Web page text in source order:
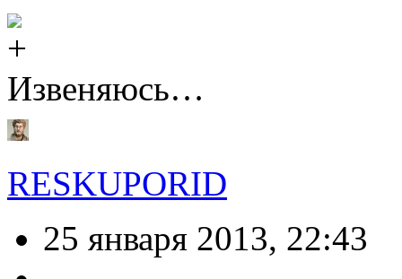
Извеняюсь…
RESKUPORID
25 января 2013, 22:43